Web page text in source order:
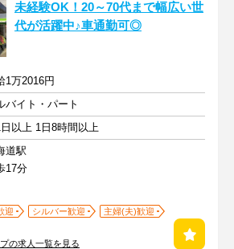
未経験OK！20～70代まで幅広い世
代が活躍中♪車通勤可◎
1万2016円
バイト・パート
以上 1日8時間以上
道駅
17分
迎 シルバー歓迎
主婦(夫)歓迎
の求人一覧を見る